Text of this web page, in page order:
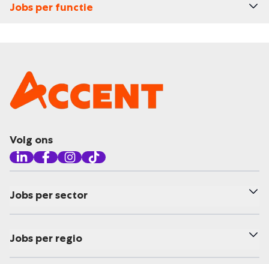
Jobs per functie
Volg ons
Jobs per sector
Jobs per regio